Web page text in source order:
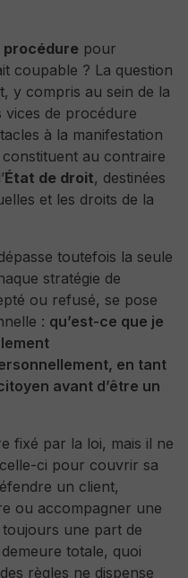
procédure pour
coupable ? La question
y compris au sein de la
vices de procédure
à la manifestation
constituent au contraire
État de droit, destinées
et les droits de la
toutefois la seule
stratégie de
ou refusé, se pose
: qu’est-ce que je
en tant
avant d’être un
fixé par la loi, mais il ne
ci pour couvrir sa
un client,
ou accompagner une
une part de
totale, quoi
règles ne dispense